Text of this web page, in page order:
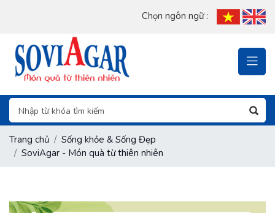
Chọn ngôn ngữ :
Trang chủ
Sống khỏe & Sống Đẹp
SoviAgar - Món quà từ thiên nhiên